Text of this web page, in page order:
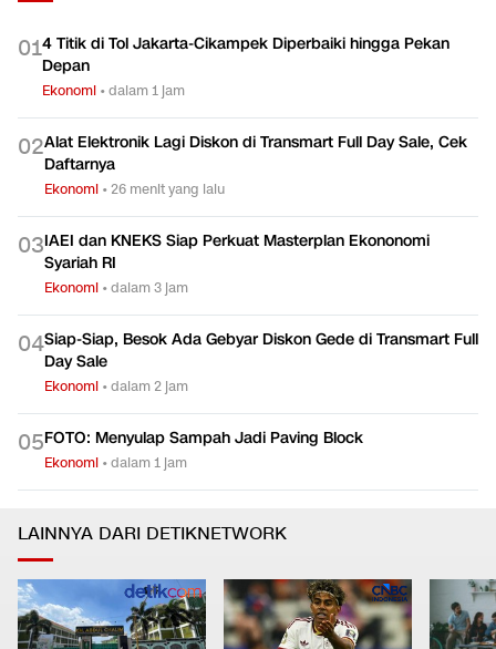
014 Titik di Tol Jakarta-Cikampek Diperbaiki hingga Pekan
Depan
Ekonomi •dalam 1 jam
02Alat Elektronik Lagi Diskon di Transmart Full Day Sale, Cek
Daftarnya
Ekonomi •26 menit yang lalu
03IAEI dan KNEKS Siap Perkuat Masterplan Ekononomi
Syariah RI
Ekonomi •dalam 3 jam
04Siap-Siap, Besok Ada Gebyar Diskon Gede di Transmart Full
Day Sale
Ekonomi •dalam 2 jam
05FOTO: Menyulap Sampah Jadi Paving Block
Ekonomi •dalam 1 jam
LAINNYA DARI DETIKNETWORK